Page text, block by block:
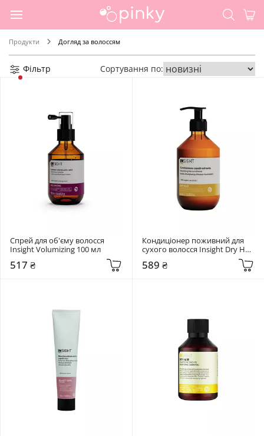
Продукти Догляд за волоссям
Фільтр Сортування по:
Спрей для об'єму волосся
Insight Volumizing 100 мл
517 ₴
Кондиціонер поживний для
сухого волосся Insight Dry Hair
589 ₴